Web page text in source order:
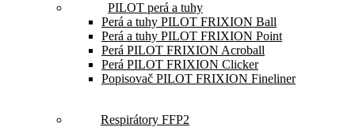
PILOT perá a tuhy
Perá a tuhy PILOT FRIXION Ball
Perá a tuhy PILOT FRIXION Point
Perá PILOT FRIXION Acroball
Perá PILOT FRIXION Clicker
Popisovač PILOT FRIXION Fineliner
Respirátory FFP2